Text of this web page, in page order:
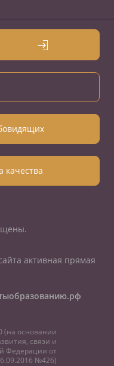
качества
активная прямая
(на основании
связи и
Федерации от
№426)